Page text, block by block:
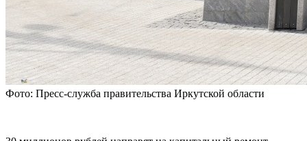
Фото: Пресс-служба правительства Иркутской области